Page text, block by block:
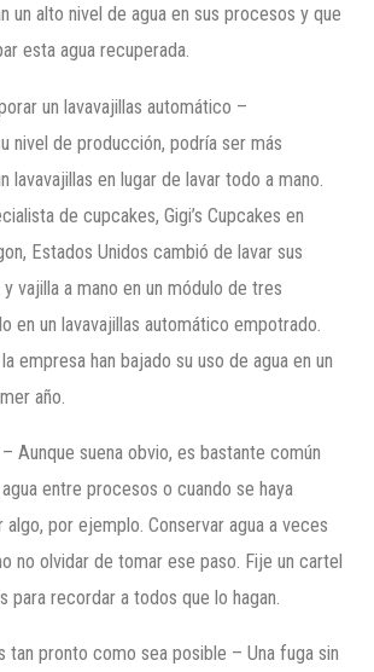
un alto nivel de agua en sus procesos y que
esta agua recuperada.
un lavavajillas automático –
nivel de producción, podría ser más
lavavajillas en lugar de lavar todo a mano.
de cupcakes, Gigi’s Cupcakes en
Estados Unidos cambió de lavar sus
vajilla a mano en un módulo de tres
en un lavavajillas automático empotrado.
empresa han bajado su uso de agua en un
año.
Aunque suena obvio, es bastante común
entre procesos o cuando se haya
algo, por ejemplo. Conservar agua a veces
no olvidar de tomar ese paso. Fije un cartel
para recordar a todos que lo hagan.
tan pronto como sea posible – Una fuga sin